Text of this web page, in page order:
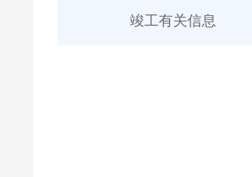
竣工有关信息